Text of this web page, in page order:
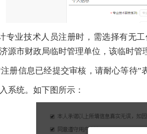
专业技术人员注册时，需选择有无
源市财政局临时管理单位，该临时管
册信息已经提交审核，请耐心等待”
系统。如下图所示：